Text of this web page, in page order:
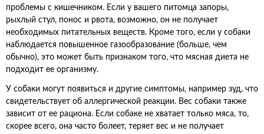
проблемы с кишечником. Если у вашего питомца запоры,
рыхлый стул, понос и рвота, возможно, он не получает
необходимых питательных веществ. Кроме того, если у собаки
наблюдается повышенное газообразование (больше, чем
обычно), это может быть признаком того, что мясная диета не
подходит ее организму.
У собаки могут появиться и другие симптомы, например зуд, что
свидетельствует об аллергической реакции. Вес собаки также
зависит от ее рациона. Если собаке не хватает только мяса, то,
скорее всего, она часто болеет, теряет вес и не получает